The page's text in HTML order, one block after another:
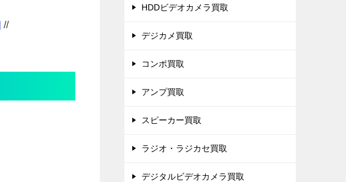
//
HDDビデオカメラ買取
デジカメ買取
コンポ買取
アンプ買取
スピーカー買取
ラジオ・ラジカセ買取
デジタルビデオカメラ買取